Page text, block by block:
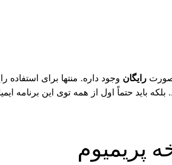
رایگان وجود داره. منتها برای استفاده
بلکه باید حتماً اول از همه توی این برنامه
پریمیوم